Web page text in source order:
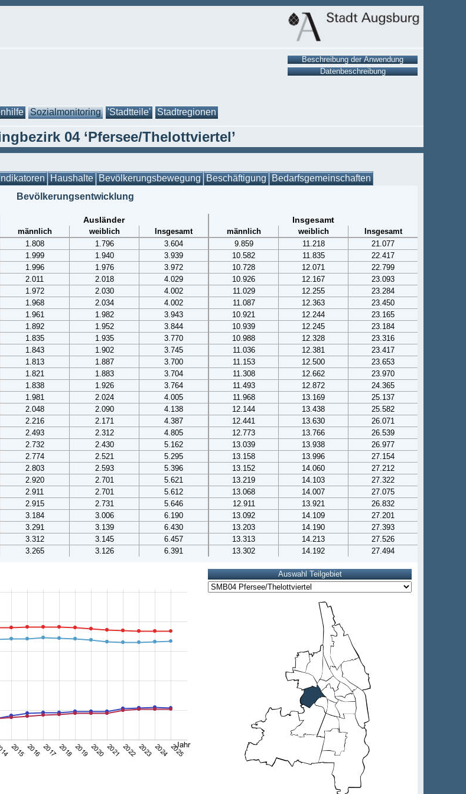
Sozialmonitoring 'Stadtteile' Stadtregionen
04 ‘Pfersee/Thelottviertel’
Haushalte Bevölkerungsbewegung Beschäftigung Bedarfsgemeinschaften
Bevölkerungsentwicklung
Ausländer Insgesamt
männlich weiblich Insgesamt männlich weiblich
Insgesamt
1.808 1.796 3.604 9.859 11.218
21.077
1.999 1.940 3.939 10.582 11.835
22.417
1.996 1.976 3.972 10.728 12.071
22.799
2.011 2.018 4.029 10.926 12.167
23.093
1.972 2.030 4.002 11.029 12.255
23.284
1.968 2.034 4.002 11.087 12.363
23.450
1.961 1.982 3.943 10.921 12.244
23.165
1.892 1.952 3.844 10.939 12.245
23.184
1.835 1.935 3.770 10.988 12.328
23.316
1.843 1.902 3.745 11.036 12.381
23.417
1.813 1.887 3.700 11.153 12.500
23.653
1.821 1.883 3.704 11.308 12.662
23.970
1.838 1.926 3.764 11.493 12.872
24.365
1.981 2.024 4.005 11.968 13.169
25.137
2.048 2.090 4.138 12.144 13.438
25.582
2.216 2.171 4.387 12.441 13.630
26.071
2.493 2.312 4.805 12.773 13.766
26.539
2.732 2.430 5.162 13.039 13.938
26.977
2.774 2.521 5.295 13.158 13.996
27.154
2.803 2.593 5.396 13.152 14.060
27.212
2.920 2.701 5.621 13.219 14.103
27.322
2.911 2.701 5.612 13.068 14.007
27.075
2.915 2.731 5.646 12.911 13.921
26.832
3.184 3.006 6.190 13.092 14.109
27.201
3.291 3.139 6.430 13.203 14.190
27.393
3.312 3.145 6.457 13.313 14.213
27.526
3.265 3.126 6.391 13.302 14.192 27.494